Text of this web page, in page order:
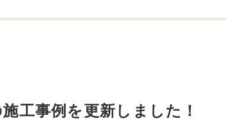
工事例を更新しました！